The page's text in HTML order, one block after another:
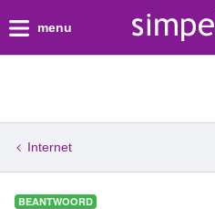
menu
Internet
BEANTWOORD